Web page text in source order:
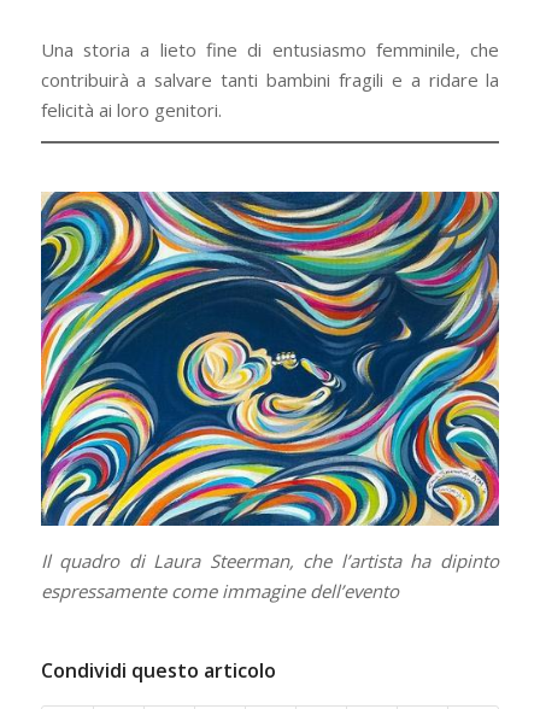
Una storia a lieto fine di entusiasmo femminile, che
contribuirà a salvare tanti bambini fragili e a ridare la
felicità ai loro genitori.
Il quadro di Laura Steerman, che l’artista ha dipinto
espressamente come immagine dell’evento
Condividi questo articolo